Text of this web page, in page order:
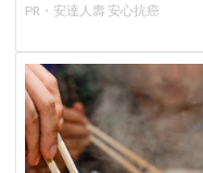
PR・安達人壽 安心抗癌